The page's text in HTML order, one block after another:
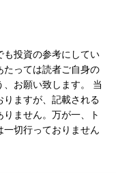
も投資の参考にしてい
たっては読者ご自身の
お願い致します。 当
ますが、記載される
ません。万が一、ト
一切行っておりません